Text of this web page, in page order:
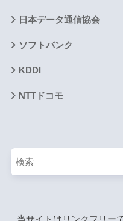
日本データ通信協会
ソフトバンク
KDDI
NTTドコモ
当サイトはリンクフリー